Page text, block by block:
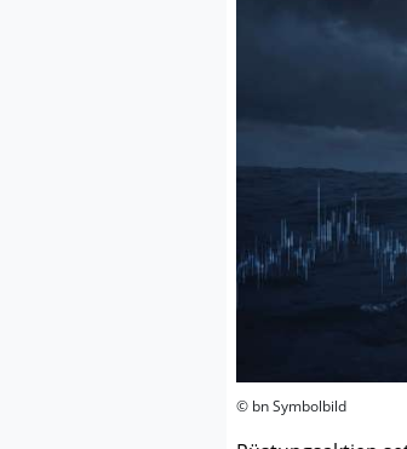
© bn Symbolbild